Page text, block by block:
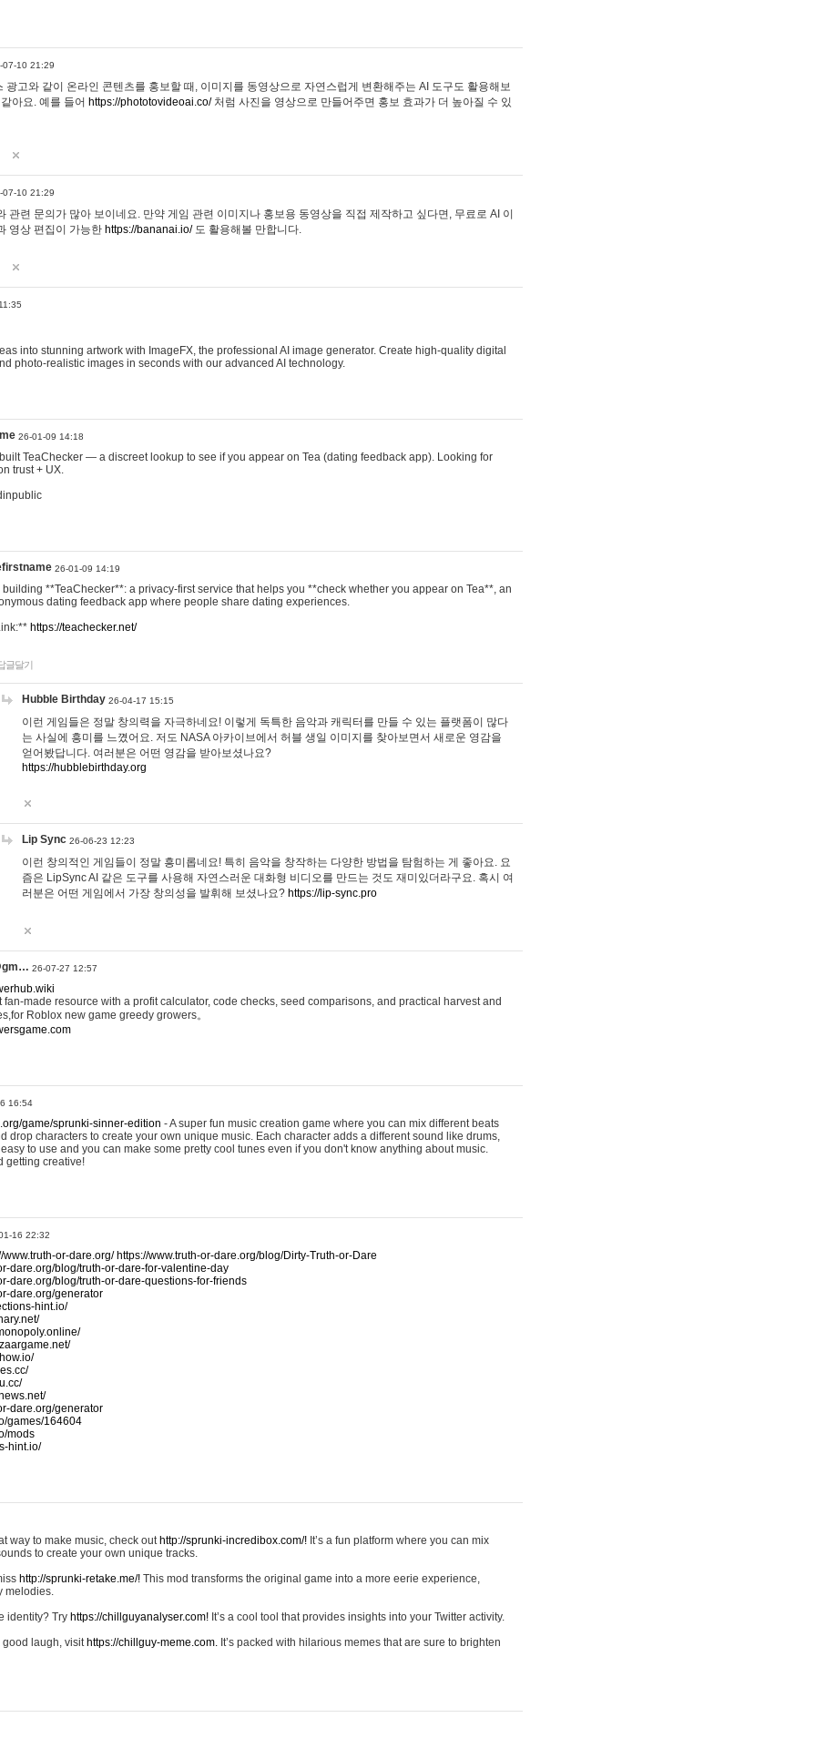
07-10 21:29
광고와 같이 온라인 콘텐츠를 홍보할 때, 이미지를 동영상으로 자연스럽게 변환해주는 AI 도구도 활용해보
아요. 예를 들어 https://phototovideoai.co/처럼 사진을 영상으로 만들어주면 홍보 효과가 더 높아질 수 있
07-10 21:29
관련 문의가 많아 보이네요. 만약 게임 관련 이미지나 홍보용 동영상을 직접 제작하고 싶다면, 무료로 AI 이
영상 편집이 가능한 https://bananai.io/도 활용해볼 만합니다.
into stunning artwork with ImageFX, the professional AI image generator. Create high-quality digital
photo-realistic images in seconds with our advanced AI technology.
26-01-09 14:18
TeaChecker — a discreet lookup to see if you appear on Tea (dating feedback app). Looking for
trust + UX.
26-01-09 14:19
building **TeaChecker**: a privacy-first service that helps you **check whether you appear on Tea**, an
dating feedback app where people share dating experiences.
https://teachecker.net/
글달기
Hubble Birthday 26-04-17 15:15
이런 게임들은 정말 창의력을 자극하네요! 이렇게 독특한 음악과 캐릭터를 만들 수 있는 플랫폼이 많다
는 사실에 흥미를 느꼈어요. 저도 NASA 아카이브에서 허블 생일 이미지를 찾아보면서 새로운 영감을
얻어봤답니다. 여러분은 어떤 영감을 받아보셨나요?
https://hubblebirthday.org
Lip Sync 26-06-23 12:23
이런 창의적인 게임들이 정말 흥미롭네요! 특히 음악을 창작하는 다양한 방법을 탐험하는 게 좋아요. 요
즘은 LipSync AI 같은 도구를 사용해 자연스러운 대화형 비디오를 만드는 것도 재미있더라구요. 혹시 여
러분은 어떤 게임에서 가장 창의성을 발휘해 보셨나요? https://lip-sync.pro
26-07-27 12:57
made resource with a profit calculator, code checks, seed comparisons, and practical harvest and
Roblox new game greedy growers。
16:54
game/sprunki-sinner-edition - A super fun music creation game where you can mix different beats
drop characters to create your own unique music. Each character adds a different sound like drums,
to use and you can make some pretty cool tunes even if you don't know anything about music.
getting creative!
16 22:32
www.truth-or-dare.org/ https://www.truth-or-dare.org/blog/Dirty-Truth-or-Dare
dare.org/blog/truth-or-dare-for-valentine-day
dare.org/blog/truth-or-dare-questions-for-friends
dare.org/generator
hint.io/
dare.org/generator
games/164604
mods
hint.io/
way to make music, check out http://sprunki-incredibox.com/! It’s a fun platform where you can mix
to create your own unique tracks.
http://sprunki-retake.me/! This mod transforms the original game into a more eerie experience,
melodies.
identity? Try https://chillguyanalyser.com! It’s a cool tool that provides insights into your Twitter activity.
good laugh, visit https://chillguy-meme.com. It’s packed with hilarious memes that are sure to brighten